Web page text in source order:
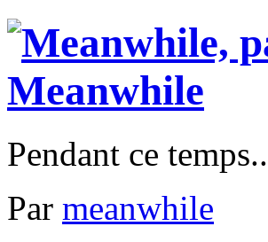
Pendant ce
Par meanwhile